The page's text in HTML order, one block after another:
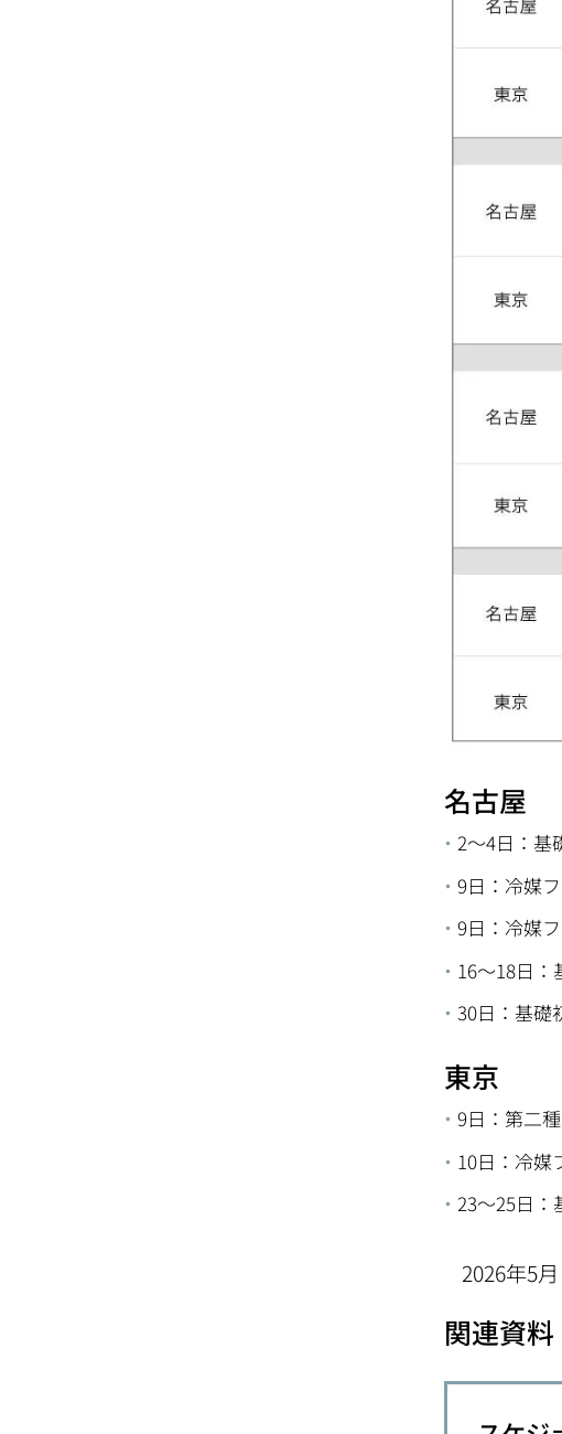
名古屋
2～4日：基
9日：冷媒
9日：冷媒
16～18日：
30日：基礎
東京
9日：第二
10日：冷媒
23～25日：
2026年5月
関連資料